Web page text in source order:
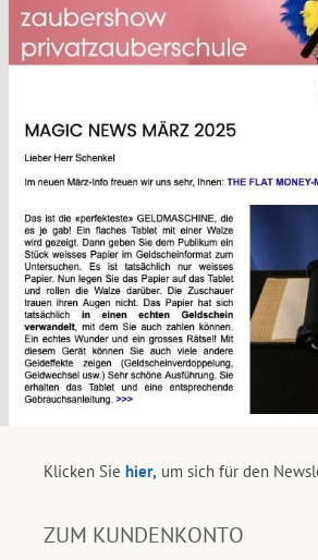
Klicken Sie hier, um sich für den
ZUM KUNDENKONTO